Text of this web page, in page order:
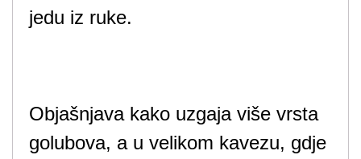
jedu iz ruke.
Objašnjava kako uzgaja više vrsta
golubova, a u velikom kavezu, gdje